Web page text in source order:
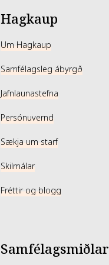
Hagkaup
Um Hagkaup
Samfélagsleg ábyrgð
Jafnlaunastefna
Persónuvernd
Sækja um starf
Skilmálar
Fréttir og blogg
Samfélagsmiðlar